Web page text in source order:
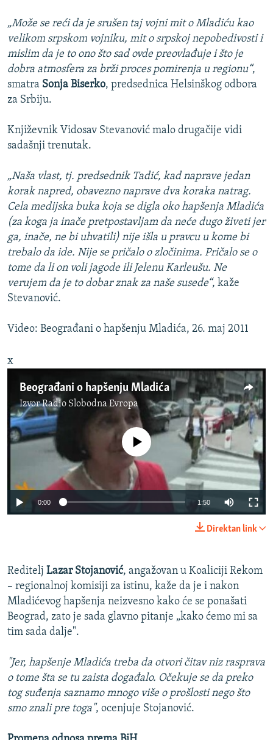
„Može se reći da je srušen taj vojni mit o Mladiću kao
velikom srpskom vojniku, mit o srpskoj nepobedivosti i
mislim da je to ono što sad ovde preovlađuje i što je
dobra atmosfera za brži proces pomirenja u regionu“,
smatra Sonja Biserko, predsednica Helsinškog odbora
za Srbiju.
Književnik Vidosav Stevanović malo drugačije vidi
sadašnji trenutak.
„Naša vlast, tj. predsednik Tadić, kad naprave jedan
korak napred, obavezno naprave dva koraka natrag.
Cela medijska buka koja se digla oko hapšenja Mladića
(za koga ja inače pretpostavljam da neće dugo živeti jer
ga, inače, ne bi uhvatili) nije išla u pravcu u kome bi
trebalo da ide. Nije se pričalo o zločinima. Pričalo se o
tome da li on voli jagode ili Jelenu Karleušu. Ne
verujem da je to dobar znak za naše susede“, kaže
Stevanović.
Video: Beograđani o hapšenju Mladića, 26. maj 2011
x
Beograđani o hapšenju Mladića
IzvorRadio Slobodna Evropa
No media source currently available
0:00 1:50
Direktan link
Reditelj Lazar Stojanović, angažovan u Koaliciji Rekom
– regionalnoj komisiji za istinu, kaže da je i nakon
Mladićevog hapšenja neizvesno kako će se ponašati
Beograd, zato je sada glavno pitanje „kako ćemo mi sa
tim sada dalje".
"Jer, hapšenje Mladića treba da otvori čitav niz rasprava
o tome šta se tu zaista događalo. Očekuje se da preko
tog suđenja saznamo mnogo više o prošlosti nego što
smo znali pre toga", ocenjuje Stojanović.